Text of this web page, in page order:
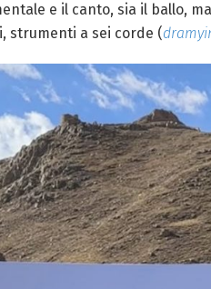
e il canto, sia il ballo,
strumenti a sei corde (